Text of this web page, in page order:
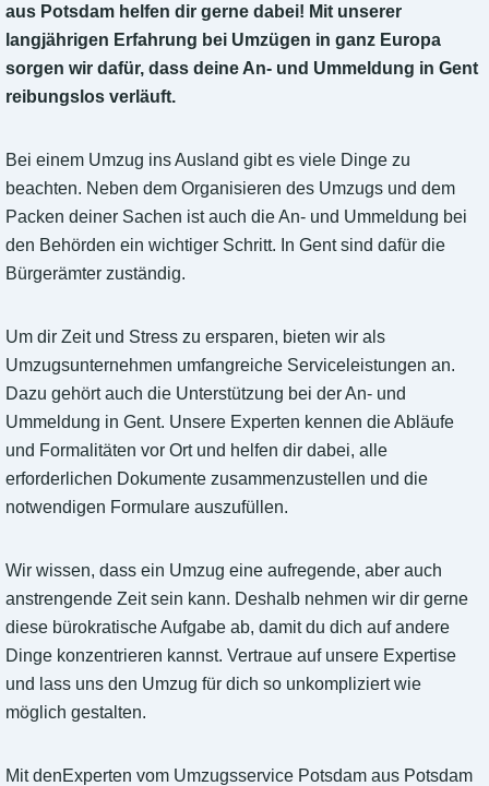
aus Potsdam helfen dir gerne dabei! Mit unserer
langjährigen Erfahrung bei Umzügen in ganz Europa
sorgen wir dafür, dass deine An- und Ummeldung in Gent
reibungslos verläuft.
Bei einem Umzug ins Ausland gibt es viele Dinge zu
beachten. Neben dem Organisieren des Umzugs und dem
Packen deiner Sachen ist auch die An- und Ummeldung bei
den Behörden ein wichtiger Schritt. In Gent sind dafür die
Bürgerämter zuständig.
Um dir Zeit und Stress zu ersparen, bieten wir als
Umzugsunternehmen umfangreiche Serviceleistungen an.
Dazu gehört auch die Unterstützung bei der An- und
Ummeldung in Gent. Unsere Experten kennen die Abläufe
und Formalitäten vor Ort und helfen dir dabei, alle
erforderlichen Dokumente zusammenzustellen und die
notwendigen Formulare auszufüllen.
Wir wissen, dass ein Umzug eine aufregende, aber auch
anstrengende Zeit sein kann. Deshalb nehmen wir dir gerne
diese bürokratische Aufgabe ab, damit du dich auf andere
Dinge konzentrieren kannst. Vertraue auf unsere Expertise
und lass uns den Umzug für dich so unkompliziert wie
möglich gestalten.
Mit denExperten vom Umzugsservice Potsdam aus Potsdam